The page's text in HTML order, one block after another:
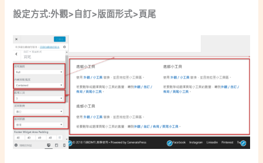
設定方式:外觀>自訂>版面形式>頁尾